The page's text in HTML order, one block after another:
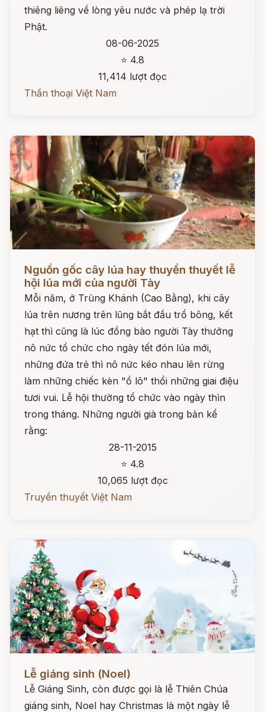
thiêng liêng về lòng yêu nước và phép lạ trời
Phật.
08-06-2025
⭐ 4.8
11,414 lượt đọc
Thần thoại Việt Nam
Đọc ngay
Nguồn gốc cây lúa hay thuyền thuyết lễ
hội lúa mới của người Tày
Mỗi năm, ở Trùng Khánh (Cao Bằng), khi cây
lúa trên nương trên lũng bắt đầu trổ bông, kết
hạt thì cũng là lúc đồng bào người Tày thưởng
nô nức tổ chức cho ngày tết đón lúa mới,
những đứa trẻ thì nô nức kéo nhau lên rừng
làm những chiếc kèn "ồ lô" thổi những giai điệu
tươi vui. Lễ hội thường tổ chức vào ngày thìn
trong tháng. Những người già trong bản kể
rằng:
28-11-2015
⭐ 4.8
10,065 lượt đọc
Truyền thuyết Việt Nam
Đọc ngay
Lễ giáng sinh (Noel)
Lễ Giáng Sinh, còn được gọi là lễ Thiên Chúa
giáng sinh, Noel hay Christmas là một ngày lễ